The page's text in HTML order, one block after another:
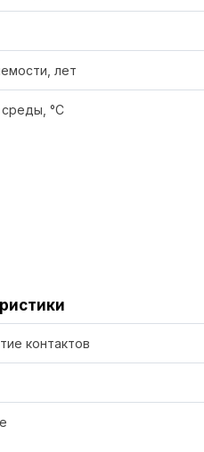
лет
°C
контактов